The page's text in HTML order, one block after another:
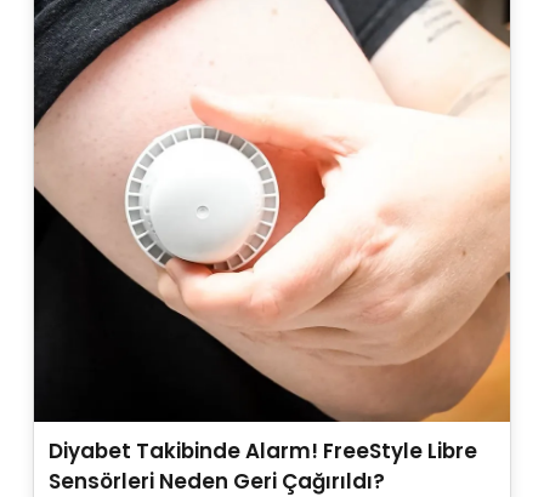
Diyabet Takibinde Alarm! FreeStyle Libre
Sensörleri Neden Geri Çağırıldı?